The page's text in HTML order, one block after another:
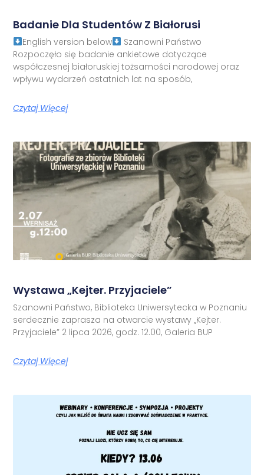
Badanie Dla Studentów Z Białorusi
English version below
Szanowni Państwo
Rozpoczęło się badanie ankietowe dotyczące
współczesnej białoruskiej tożsamości narodowej oraz
wpływu wydarzeń ostatnich lat na sposób,
Czytaj Więcej
Wystawa „Kejter. Przyjaciele”
Szanowni Państwo, Biblioteka Uniwersytecka w Poznaniu
serdecznie zaprasza na otwarcie wystawy „Kejter.
Przyjaciele” 2 lipca 2026, godz. 12.00, Galeria BUP
Czytaj Więcej